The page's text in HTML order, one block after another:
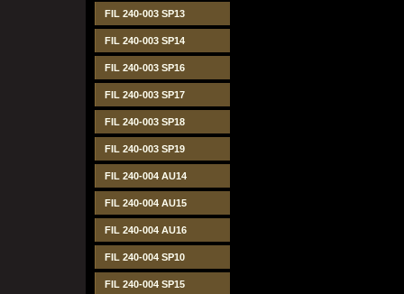
FIL 240-003 SP13
FIL 240-003 SP14
FIL 240-003 SP16
FIL 240-003 SP17
FIL 240-003 SP18
FIL 240-003 SP19
FIL 240-004 AU14
FIL 240-004 AU15
FIL 240-004 AU16
FIL 240-004 SP10
FIL 240-004 SP15